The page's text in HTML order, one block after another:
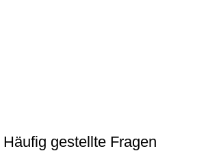
Häufig gestellte Fragen